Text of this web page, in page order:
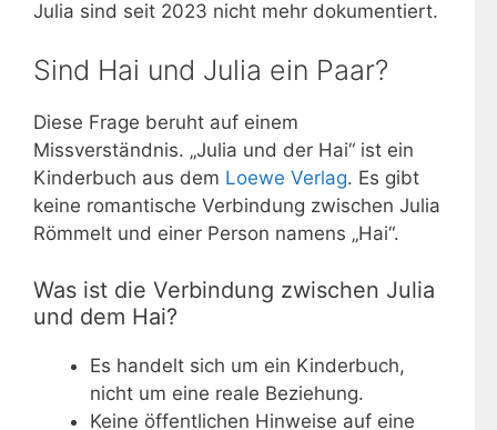
Julia sind seit 2023 nicht mehr dokumentiert.
Sind Hai und Julia ein Paar?
Diese Frage beruht auf einem
Missverständnis. „Julia und der Hai“ ist ein
Kinderbuch aus dem Loewe Verlag. Es gibt
keine romantische Verbindung zwischen Julia
Römmelt und einer Person namens „Hai“.
Was ist die Verbindung zwischen Julia
und dem Hai?
Es handelt sich um ein Kinderbuch,
nicht um eine reale Beziehung.
Keine öffentlichen Hinweise auf eine